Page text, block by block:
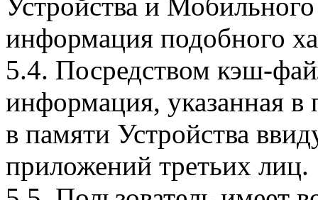
информация подобного
5.4. Посредством кэш-
информация, указанная в
в памяти Устройства
приложений третьих лиц.